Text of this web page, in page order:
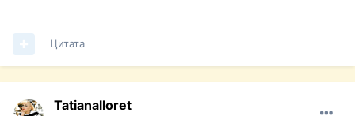
Цитата
Tatianalloret